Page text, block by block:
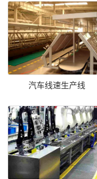
汽车线速生产线